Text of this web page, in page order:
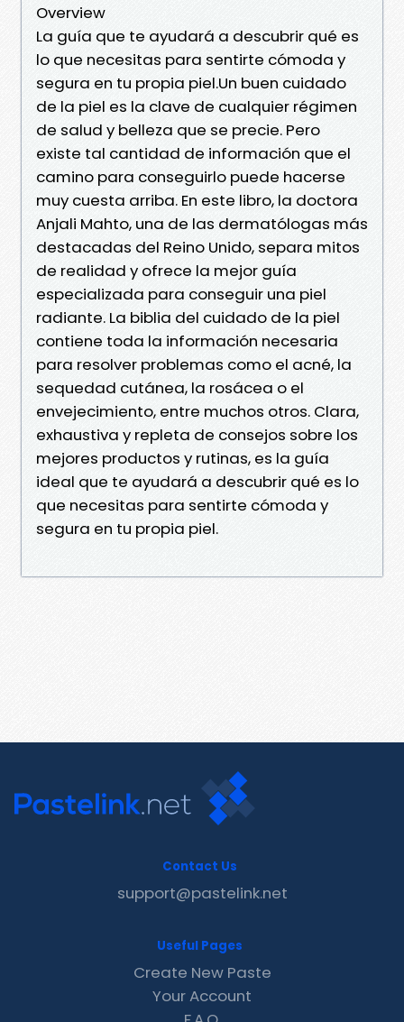
Overview
La guía que te ayudará a descubrir qué es
lo que necesitas para sentirte cómoda y
segura en tu propia piel.Un buen cuidado
de la piel es la clave de cualquier régimen
de salud y belleza que se precie. Pero
existe tal cantidad de información que el
camino para conseguirlo puede hacerse
muy cuesta arriba. En este libro, la doctora
Anjali Mahto, una de las dermatólogas más
destacadas del Reino Unido, separa mitos
de realidad y ofrece la mejor guía
especializada para conseguir una piel
radiante. La biblia del cuidado de la piel
contiene toda la información necesaria
para resolver problemas como el acné, la
sequedad cutánea, la rosácea o el
envejecimiento, entre muchos otros. Clara,
exhaustiva y repleta de consejos sobre los
mejores productos y rutinas, es la guía
ideal que te ayudará a descubrir qué es lo
que necesitas para sentirte cómoda y
segura en tu propia piel.
Contact Us
support@pastelink.net
Useful Pages
Create New Paste
Your Account